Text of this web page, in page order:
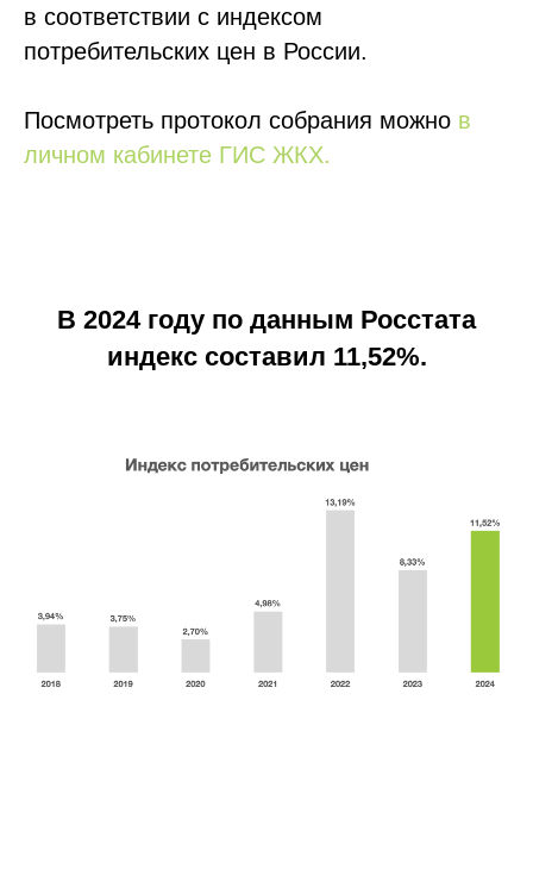
в соответствии с индексом
потребительских цен в России.
Посмотреть протокол собрания можно в
личном кабинете ГИС ЖКХ.
В 2024 году по данным Росстата
индекс составил 11,52%.